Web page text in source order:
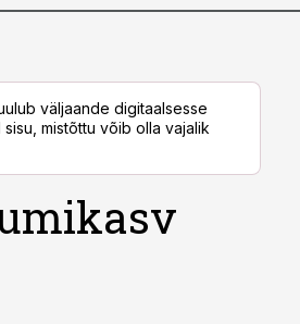
väljaande digitaalsesse
mistõttu võib olla vajalik